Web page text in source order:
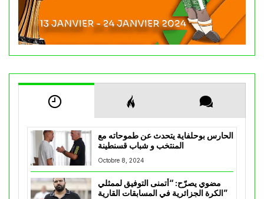
الحارس بوحلفاية يتحدث عن طموحاته مع
المنتخب و شباب قسنطينة
Octobre 8, 2024
مضوي يصرّح: “أتمنى التوفيق لممثلي
الكرة الجزائرية في المسابقات القارية”